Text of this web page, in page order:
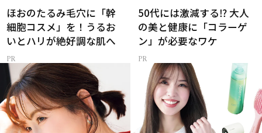
ほおのたるみ毛穴に「幹
細胞コスメ」を！うるお
いとハリが絶好調な肌へ
50代には激減する⁉ 大人
の美と健康に「コラーゲ
ン」が必要なワケ